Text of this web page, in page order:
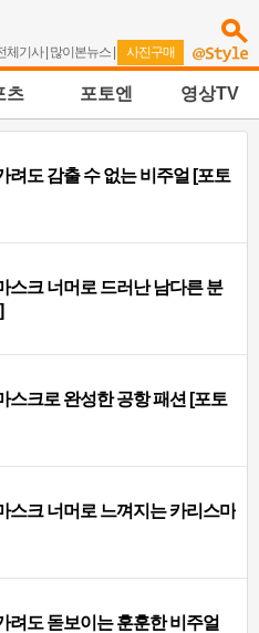
체기사| 많이본뉴스 | 사진구매
츠 포토엔 영상TV
려도 감출 수 없는 비주얼 [포토
스크 너머로 드러난 남다른 분
스크로 완성한 공항 패션 [포토
스크 너머로 느껴지는 카리스마
려도 돋보이는 훈훈한 비주얼